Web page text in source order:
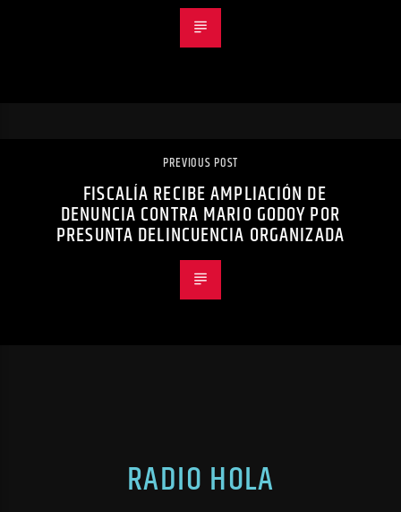
PREVIOUS POST
FISCALÍA RECIBE AMPLIACIÓN DE
DENUNCIA CONTRA MARIO GODOY POR
PRESUNTA DELINCUENCIA ORGANIZADA
RADIO HOLA